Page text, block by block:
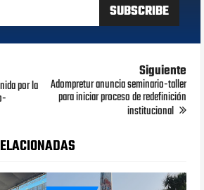
por la
Siguiente
Adompretur anuncia seminario-taller
para iniciar proceso de redefinición
institucional